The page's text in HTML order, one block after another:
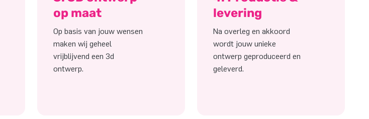
op maat
Op basis van jouw wensen
maken wij geheel
vrijblijvend een 3d
ontwerp.
levering
Na overleg en akkoord
wordt jouw unieke
ontwerp geproduceerd en
geleverd.